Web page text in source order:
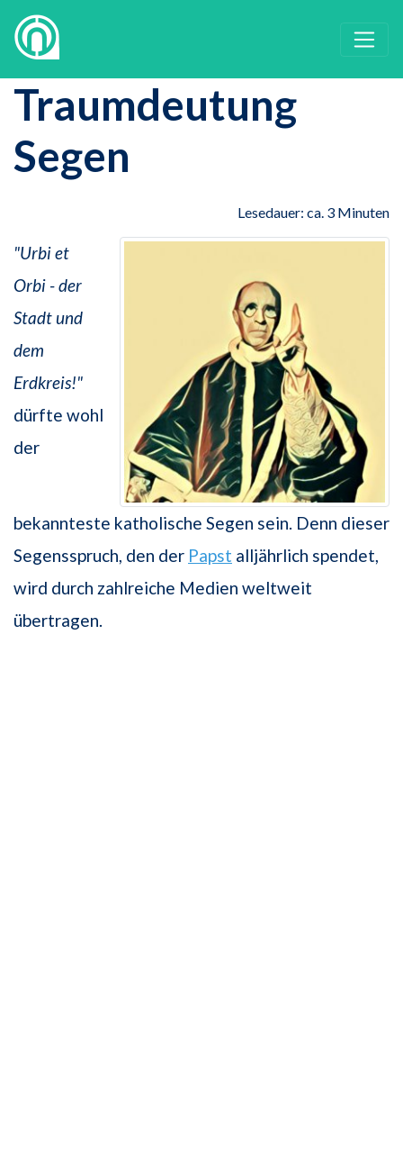
Traumdeutung
Segen
Lesedauer: ca. 3 Minuten
"Urbi et
Orbi - der
Stadt und
dem
Erdkreis!"
dürfte wohl
der
bekannteste katholische Segen sein. Denn dieser
Segensspruch, den der Papst alljährlich spendet,
wird durch zahlreiche Medien weltweit
übertragen.